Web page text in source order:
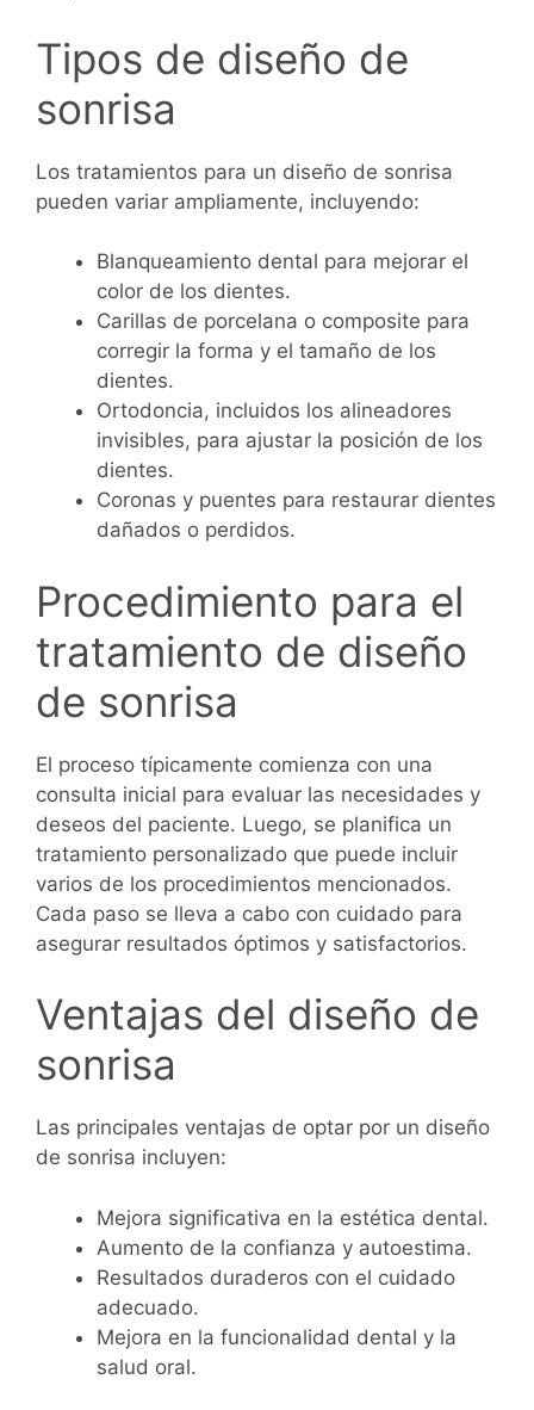
Tipos de diseño de
sonrisa
Los tratamientos para un diseño de sonrisa
pueden variar ampliamente, incluyendo:
Blanqueamiento dental para mejorar el
color de los dientes.
Carillas de porcelana o composite para
corregir la forma y el tamaño de los
dientes.
Ortodoncia, incluidos los alineadores
invisibles, para ajustar la posición de los
dientes.
Coronas y puentes para restaurar dientes
dañados o perdidos.
Procedimiento para el
tratamiento de diseño
de sonrisa
El proceso típicamente comienza con una
consulta inicial para evaluar las necesidades y
deseos del paciente. Luego, se planifica un
tratamiento personalizado que puede incluir
varios de los procedimientos mencionados.
Cada paso se lleva a cabo con cuidado para
asegurar resultados óptimos y satisfactorios.
Ventajas del diseño de
sonrisa
Las principales ventajas de optar por un diseño
de sonrisa incluyen:
Mejora significativa en la estética dental.
Aumento de la confianza y autoestima.
Resultados duraderos con el cuidado
adecuado.
Mejora en la funcionalidad dental y la
salud oral.